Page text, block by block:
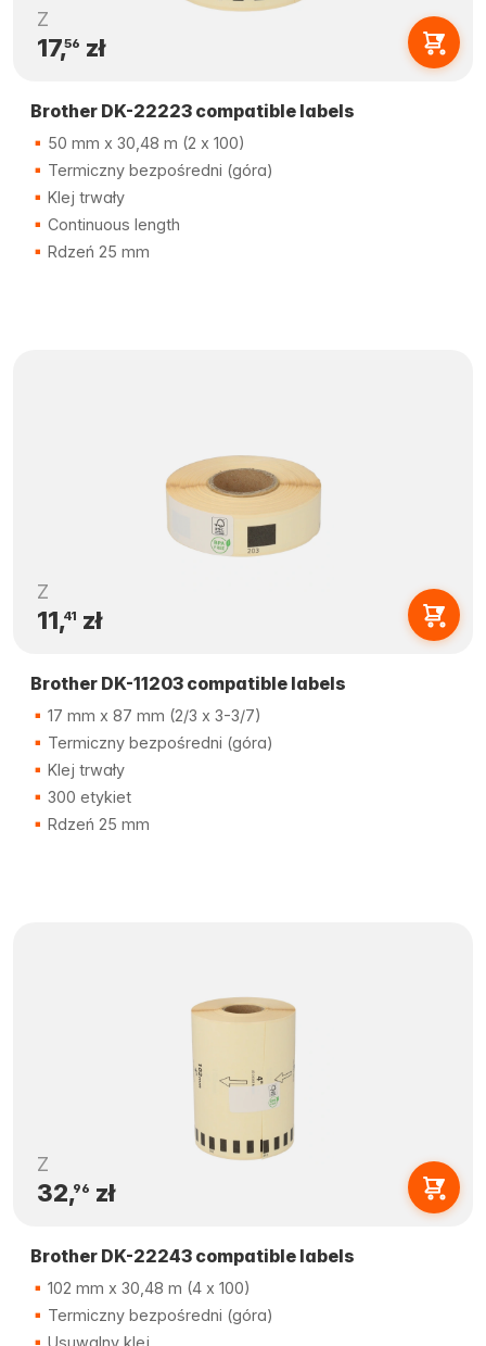
Z
17,56 zł
Brother DK-22223 compatible labels
50 mm x 30,48 m (2 x 100)
Termiczny bezpośredni (góra)
Klej trwały
Continuous length
Rdzeń 25 mm
Z
11,41 zł
Brother DK-11203 compatible labels
17 mm x 87 mm (2/3 x 3-3/7)
Termiczny bezpośredni (góra)
Klej trwały
300 etykiet
Rdzeń 25 mm
Z
32,96 zł
Brother DK-22243 compatible labels
102 mm x 30,48 m (4 x 100)
Termiczny bezpośredni (góra)
Usuwalny klej